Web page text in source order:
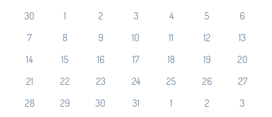
von
Veranstaltungen
30 1 2 3 4 5
6
7
8 9 10 11 12
13
14
15 16 17 18 19
20
21
22 23 24 25 26
27
28
29 30 31 1 2 3